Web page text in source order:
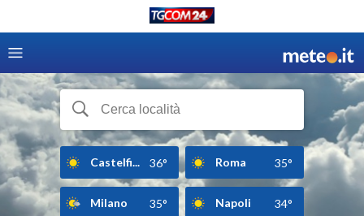
Castelfi... 36° Roma 35°
Milano 35° Napoli 34°